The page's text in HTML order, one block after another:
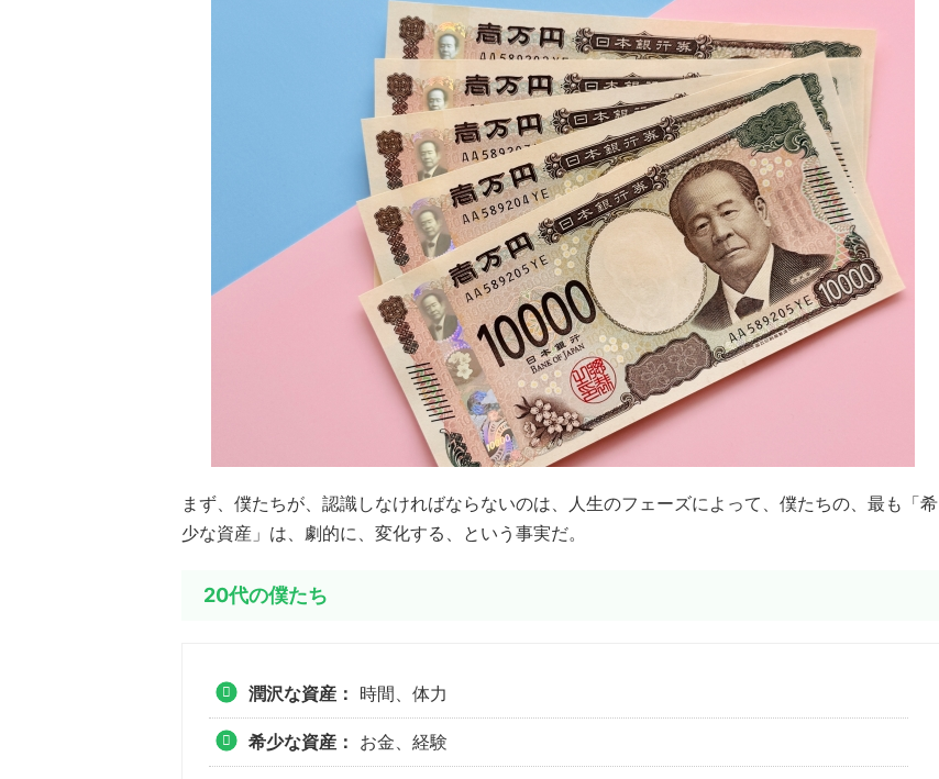
まず、僕たちが、認識しなければならないのは、人生のフェーズによって、僕たちの、最も「希
少な資産」は、劇的に、変化する、という事実だ。
20代の僕たち
潤沢な資産： 時間、体力
希少な資産： お金、経験